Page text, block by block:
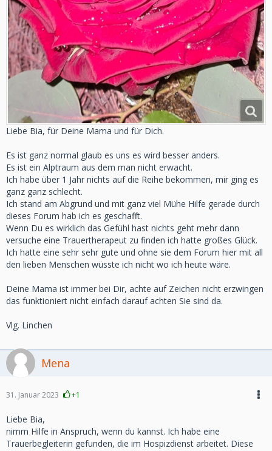
Liebe Bia, für Deine Mama und für Dich.
Es ist ganz normal glaub es uns es wird besser anders.
Es ist ein Alptraum aus dem man nicht erwacht.
Ich habe über 1 Jahr nichts auf die Reihe bekommen, mir ging es
ganz ganz schlecht.
Ich stand am Abgrund und mit ganz viel Mühe Hilfe gerade durch
dieses Forum hab ich es geschafft.
Wenn Du es wirklich das Gefühl hast nichts geht mehr dann
versuche eine Trauertherapeut zu finden ich hatte großes Glück.
Ich hatte eine sehr sehr gute und ohne sie dem Forum hier mit all
den lieben Menschen wüsste ich nicht wo ich heute wäre.
Deine Mama ist immer bei Dir, achte auf Zeichen nicht erzwingen
das funktioniert nicht einfach darauf achten Sie sind da.
Vlg. Linchen
Mena
31. Januar 2023 +1
Liebe Bia,
nimm Hilfe in Anspruch, wenn du kannst. Ich habe eine
Trauerbegleiterin gefunden, die im Hospizdienst arbeitet. Diese